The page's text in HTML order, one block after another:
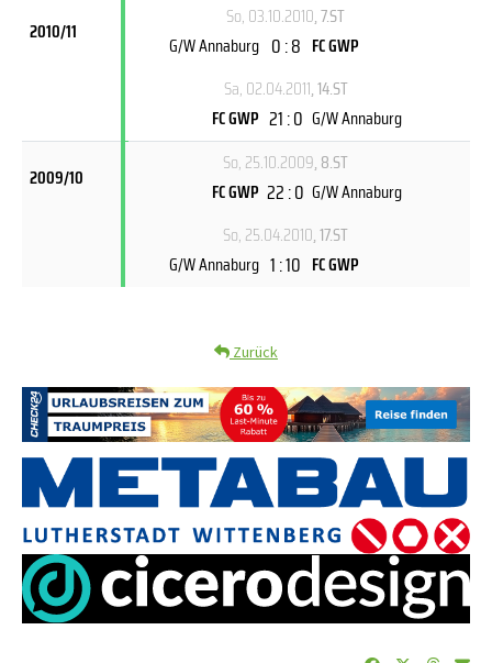
2010/11
So, 03.10.2010, 7.ST
G/W Annaburg 0 : 8 FC GWP
Sa, 02.04.2011, 14.ST
FC GWP 21 : 0 G/W Annaburg
2009/10
So, 25.10.2009, 8.ST
FC GWP 22 : 0 G/W Annaburg
So, 25.04.2010, 17.ST
G/W Annaburg 1 : 10 FC GWP
Zurück